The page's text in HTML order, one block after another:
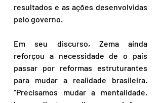
resultados e as ações desenvolvidas
pelo governo.
Em seu discurso, Zema ainda
reforçou a necessidade de o país
passar por reformas estruturantes
para mudar a realidade brasileira.
“Precisamos mudar a mentalidade,